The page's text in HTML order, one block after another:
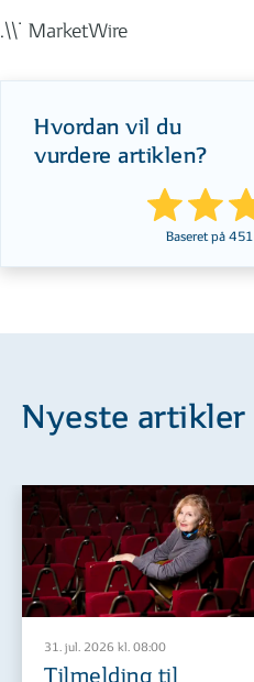
.\\˙ MarketWire
Hvordan vil du
vurdere artiklen?
Baseret på 451
Nyeste artikler
31. jul. 2026 kl. 08:00